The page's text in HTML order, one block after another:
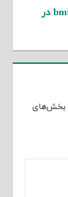
نحوه محاسبه بی ام ای یا bmi در
بخش‌های